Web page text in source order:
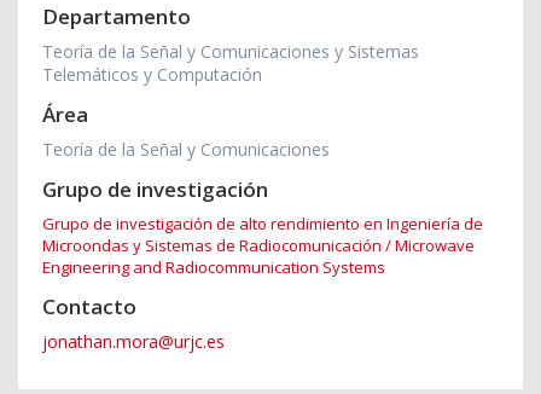
Departamento
Teoría de la Señal y Comunicaciones y Sistemas
Telemáticos y Computación
Área
Teoría de la Señal y Comunicaciones
Grupo de investigación
Grupo de investigación de alto rendimiento en Ingeniería de
Microondas y Sistemas de Radiocomunicación / Microwave
Engineering and Radiocommunication Systems
Contacto
jonathan.mora@urjc.es